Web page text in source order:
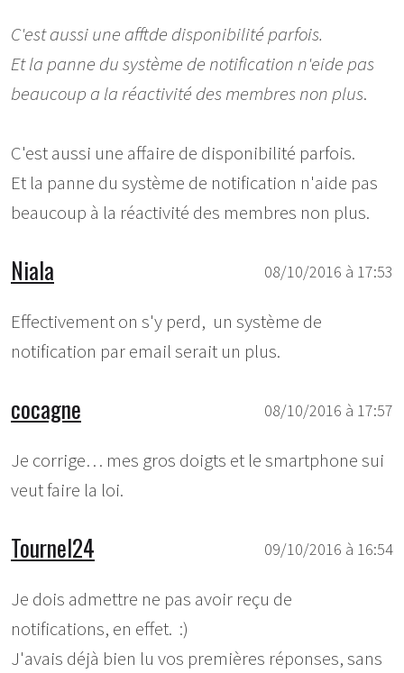
C'est aussi une afftde disponibilité parfois.
Et la panne du système de notification n'eide pas
beaucoup a la réactivité des membres non plus.
C'est aussi une affaire de disponibilité parfois.
Et la panne du système de notification n'aide pas
beaucoup à la réactivité des membres non plus.
08/10/2016 à 17:53
Niala
Effectivement on s'y perd, un système de
notification par email serait un plus.
08/10/2016 à 17:57
cocagne
Je corrige… mes gros doigts et le smartphone sui
veut faire la loi.
09/10/2016 à 16:54
Tournel24
Je dois admettre ne pas avoir reçu de
notifications, en effet. :)
J'avais déjà bien lu vos premières réponses, sans